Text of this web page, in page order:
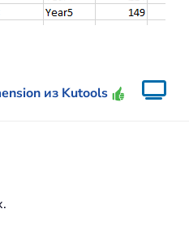
из Kutools